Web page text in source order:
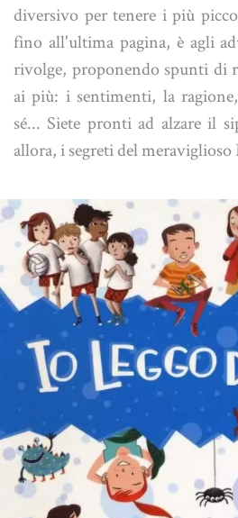
diversivo per tenere i più
fino all'ultima pagina, è agli
rivolge, proponendo spunti di
ai più: i sentimenti, la
sé... Siete pronti ad alzare il
allora, i segreti del meraviglioso